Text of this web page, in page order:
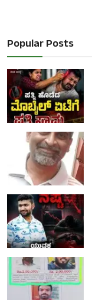
Popular Posts